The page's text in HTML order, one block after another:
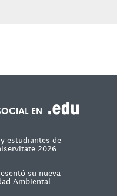
EN
y estudiantes de
2026
su nueva
Ambiental